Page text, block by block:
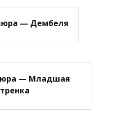
— Дембеля
— Младшая